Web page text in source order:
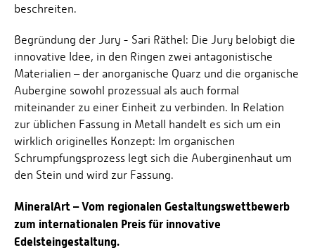
beschreiten.
Begründung der Jury - Sari Räthel: Die Jury belobigt die
innovative Idee, in den Ringen zwei antagonistische
Materialien – der anorganische Quarz und die organische
Aubergine sowohl prozessual als auch formal
miteinander zu einer Einheit zu verbinden. In Relation
zur üblichen Fassung in Metall handelt es sich um ein
wirklich originelles Konzept: Im organischen
Schrumpfungsprozess legt sich die Auberginenhaut um
den Stein und wird zur Fassung.
MineralArt – Vom regionalen Gestaltungswettbewerb
zum internationalen Preis für innovative
Edelsteingestaltung.